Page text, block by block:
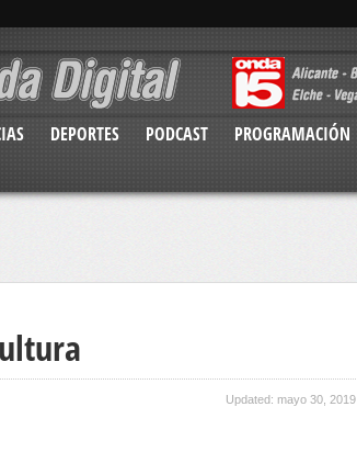
DEPORTES PODCAST PROGRAMACIÓN
Updated: mayo 30, 2019